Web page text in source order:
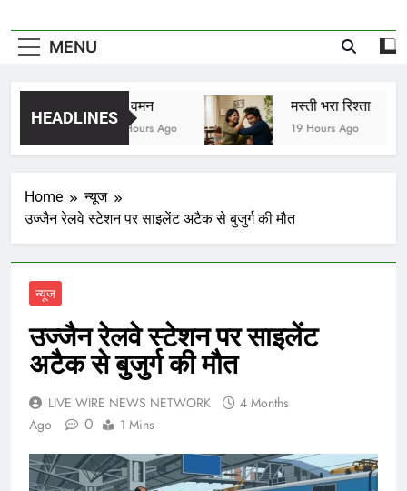
MENU
HEADLINES
विष वमन
19 Hours Ago
मस्ती भरा रिश्ता
19 Hours Ago
Home
न्यूज
उज्जैन रेलवे स्टेशन पर साइलेंट अटैक से बुजुर्ग की मौत
न्यूज
उज्जैन रेलवे स्टेशन पर साइलेंट
अटैक से बुजुर्ग की मौत
LIVE WIRE NEWS NETWORK
4 Months
Ago
0 1 Mins